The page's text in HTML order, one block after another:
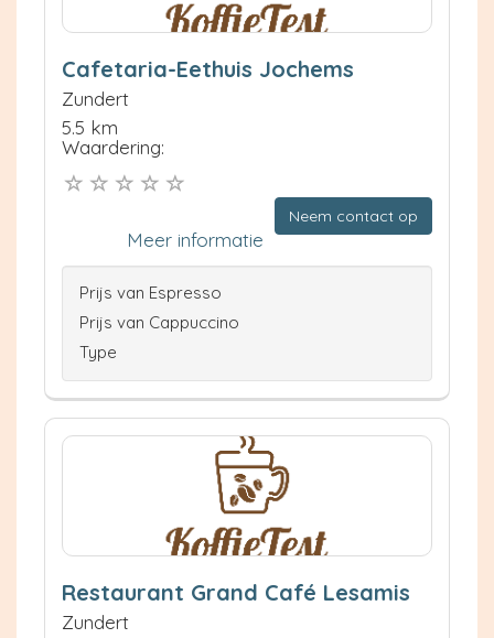
Cafetaria-Eethuis Jochems
Zundert
5.5 km
Waardering:
Neem contact op
Meer informatie
Prijs van Espresso
Prijs van Cappuccino
Type
Restaurant Grand Café Lesamis
Zundert